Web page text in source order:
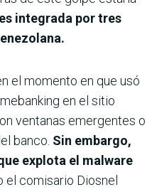
integrada por tres
el momento en que usó
en el sitio
ventanas emergentes o
banco. Sin embargo,
explota el malware
el comisario Diosnel